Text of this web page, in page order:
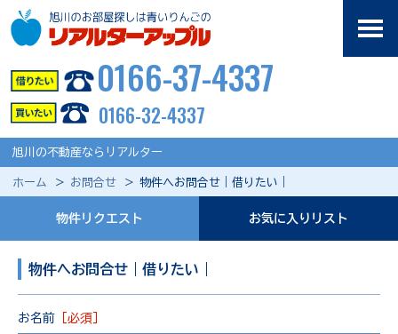
0166-37-4337
0166-32-4337
旭川の不動産ならリアルター
ホーム お問合せ 物件へお問合せ｜借りたい｜
物件リクエスト お気に入りリスト
物件へお問合せ｜借りたい｜
お名前 ［必須］